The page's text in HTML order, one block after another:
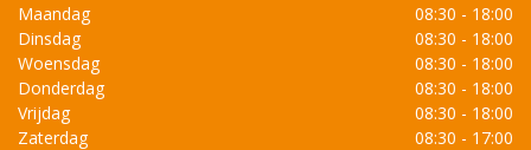
Maandag
08:30 - 18:00
Dinsdag
08:30 - 18:00
Woensdag
08:30 - 18:00
Donderdag
08:30 - 18:00
Vrijdag
08:30 - 18:00
Zaterdag
08:30 - 17:00